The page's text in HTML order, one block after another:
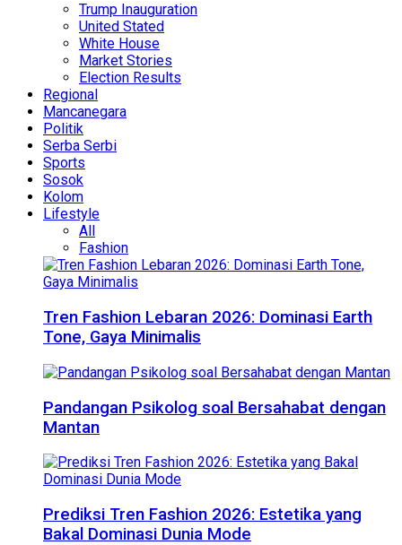
Trump Inauguration
United Stated
White House
Market Stories
Election Results
Regional
Mancanegara
Politik
Serba Serbi
Sports
Sosok
Kolom
Lifestyle
All
Fashion
Tren Fashion Lebaran 2026: Dominasi Earth
Tone, Gaya Minimalis
Pandangan Psikolog soal Bersahabat dengan
Mantan
Prediksi Tren Fashion 2026: Estetika yang
Bakal Dominasi Dunia Mode